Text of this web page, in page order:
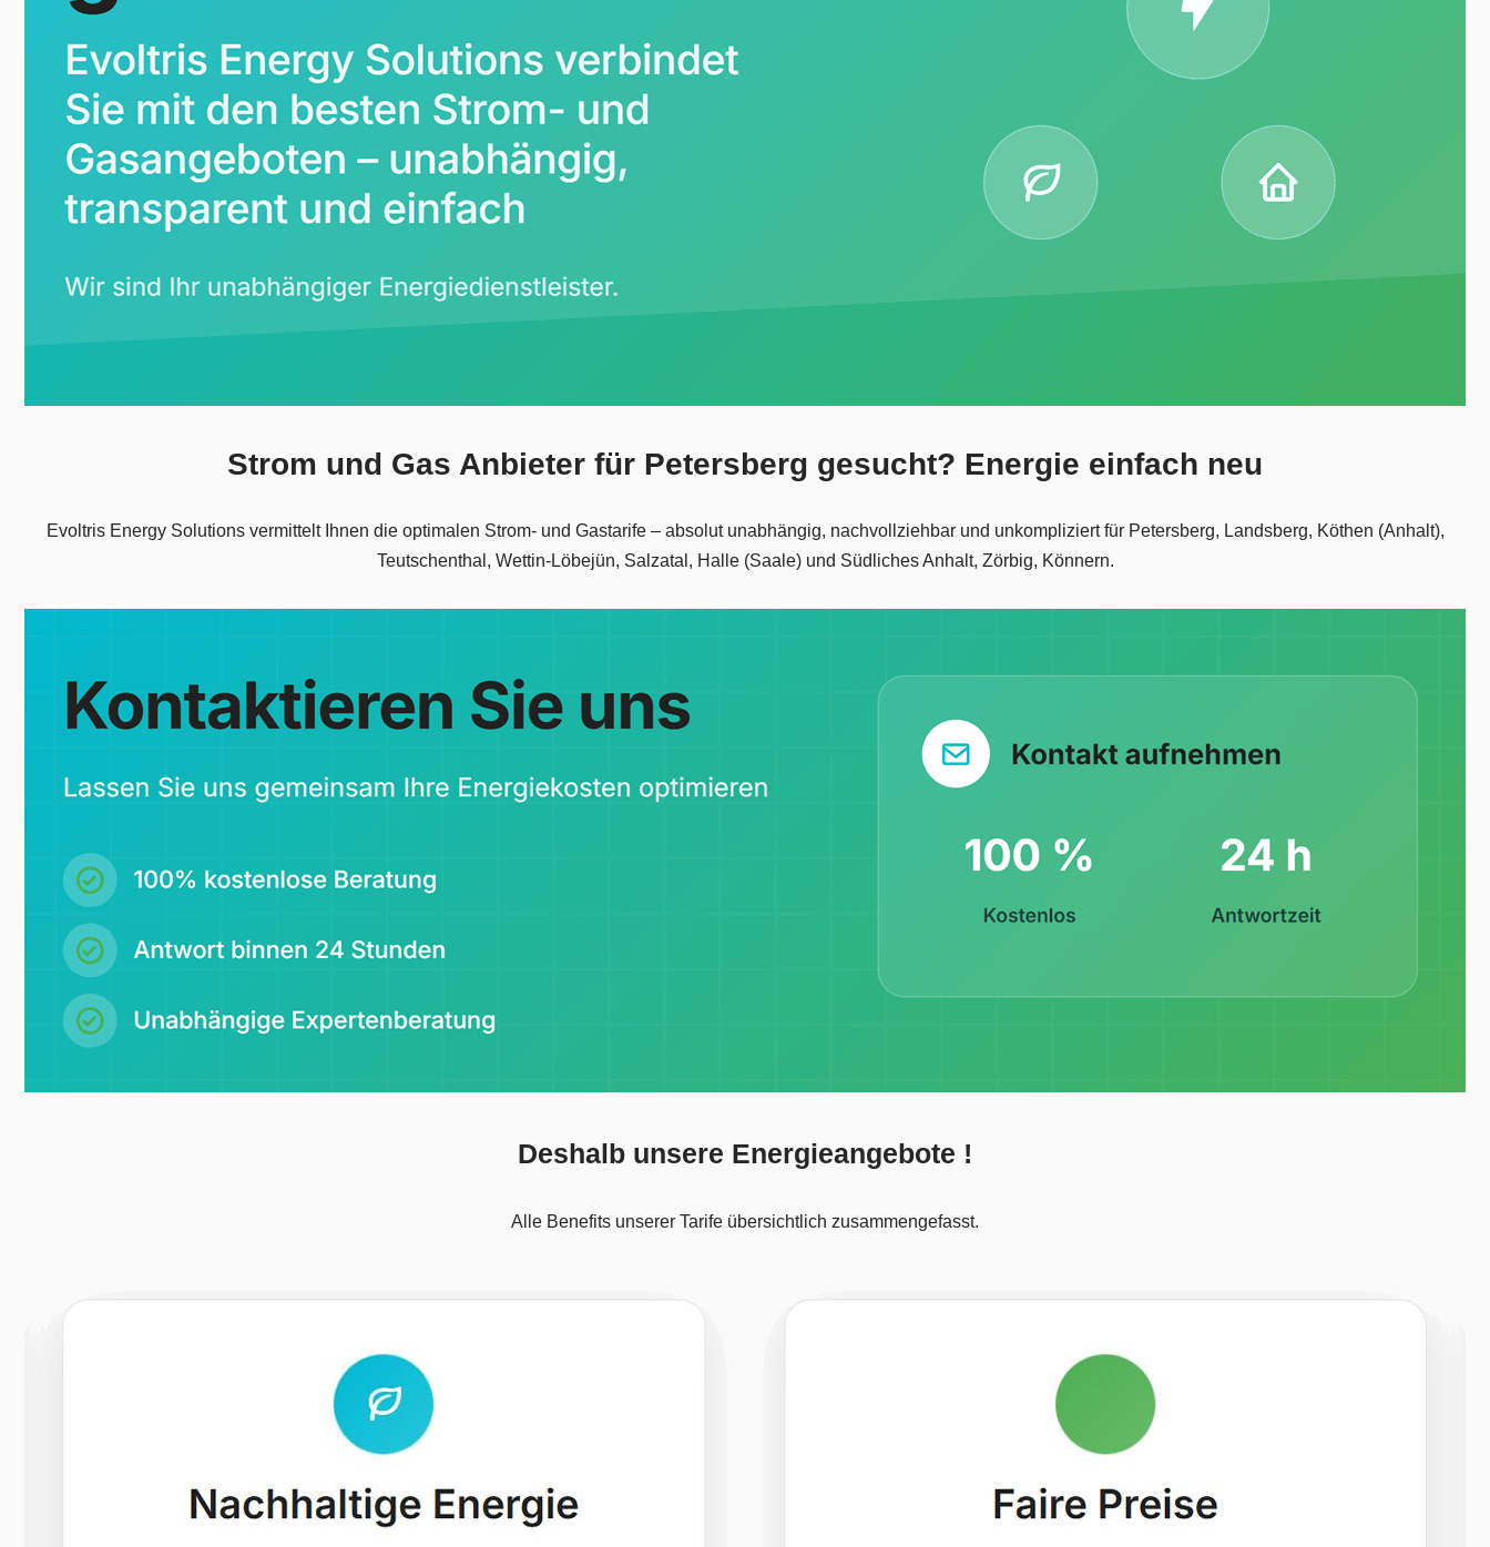
Strom und Gas Anbieter für Petersberg gesucht? Energie einfach neu
Evoltris Energy Solutions vermittelt Ihnen die optimalen Strom- und Gastarife – absolut unabhängig, nachvollziehbar und unkompliziert für Petersberg, Landsberg, Köthen (Anhalt),
Teutschenthal, Wettin-Löbejün, Salzatal, Halle (Saale) und Südliches Anhalt, Zörbig, Könnern.
Deshalb unsere Energieangebote !
Alle Benefits unserer Tarife übersichtlich zusammengefasst.